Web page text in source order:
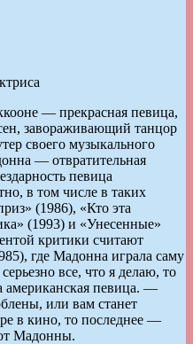
— прекрасная певица,
завораживающий танцор
своего музыкального
— отвратительная
певица
в том числе в таких
(1986), «Кто эта
(1993) и «Унесенные»
критики считают
где Мадонна играла саму
все, что я делаю, то
американская певица. —
или вам станет
в кино, то последнее —
Мадонны.